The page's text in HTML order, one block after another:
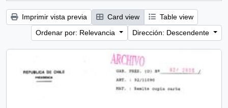
Imprimir vista previa Card view
Table view
Ordenar por: Relevancia
Dirección: Descendente